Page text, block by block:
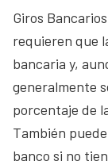
Giros
requieren que
bancaria y,
generalmente
porcentaje de
También
banco si no